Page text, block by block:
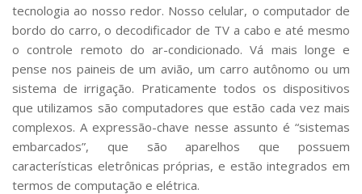
tecnologia ao nosso redor. Nosso celular, o computador de
bordo do carro, o decodificador de TV a cabo e até mesmo
o controle remoto do ar-condicionado. Vá mais longe e
pense nos paineis de um avião, um carro autônomo ou um
sistema de irrigação. Praticamente todos os dispositivos
que utilizamos são computadores que estão cada vez mais
complexos. A expressão-chave nesse assunto é “sistemas
embarcados”, que são aparelhos que possuem
características eletrônicas próprias, e estão integrados em
termos de computação e elétrica.